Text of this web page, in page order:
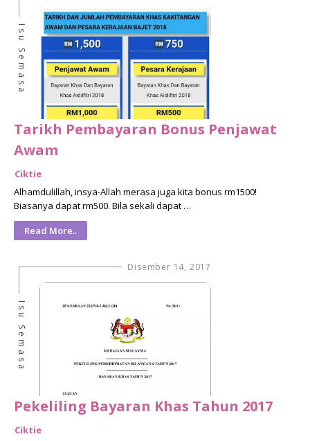
Isu Semasa
Tarikh Pembayaran Bonus Penjawat
Awam
Ciktie
Alhamdulillah, insya-Allah merasa juga kita bonus rm1500!
Biasanya dapat rm500. Bila sekali dapat …
Read More..
Disember 14, 2017
Isu Semasa
Pekeliling Bayaran Khas Tahun 2017
Ciktie